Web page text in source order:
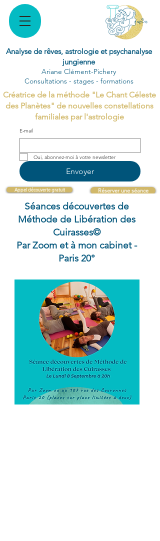
Analyse de rêves, astrologie et psychanalyse
jungienne
Ariane Clément-Pichery
Consultations - stages - formations
Créatrice de la méthode "Le Chant Céleste
des Planètes" de nouvelles constellations
familiales par l'astrologie
E‑mail
Envoyer
Appel découverte gratuit Réserver une séance
Séances découvertes de
Méthode de Libération des
Cuirasses©
Par Zoom et à mon cabinet -
Paris 20°